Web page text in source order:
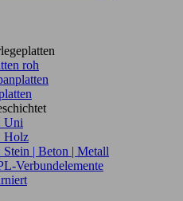
roh
Uni
Holz
Stein | Beton | Metall
Verbundelemente